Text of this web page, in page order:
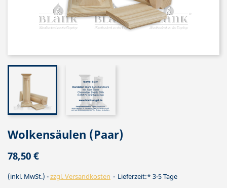
Wolkensäulen (Paar)
78,50 €
(inkl. MwSt.) zzgl. Versandkosten Lieferzeit:* 3-5 Tage